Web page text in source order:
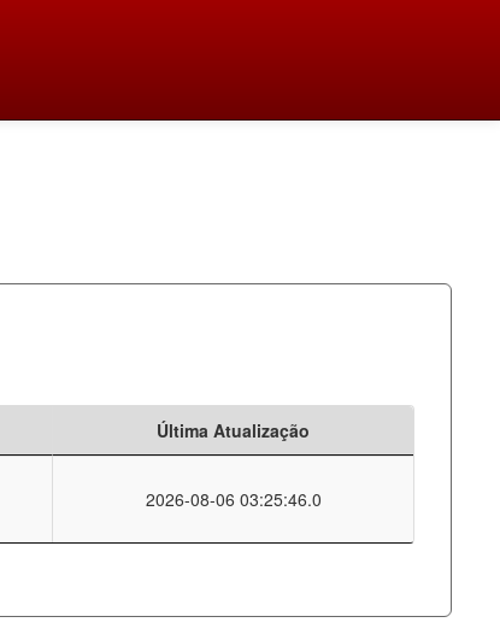
Última Atualização
2026-08-06 03:25:46.0